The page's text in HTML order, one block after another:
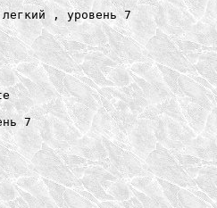
, уровень 7
7